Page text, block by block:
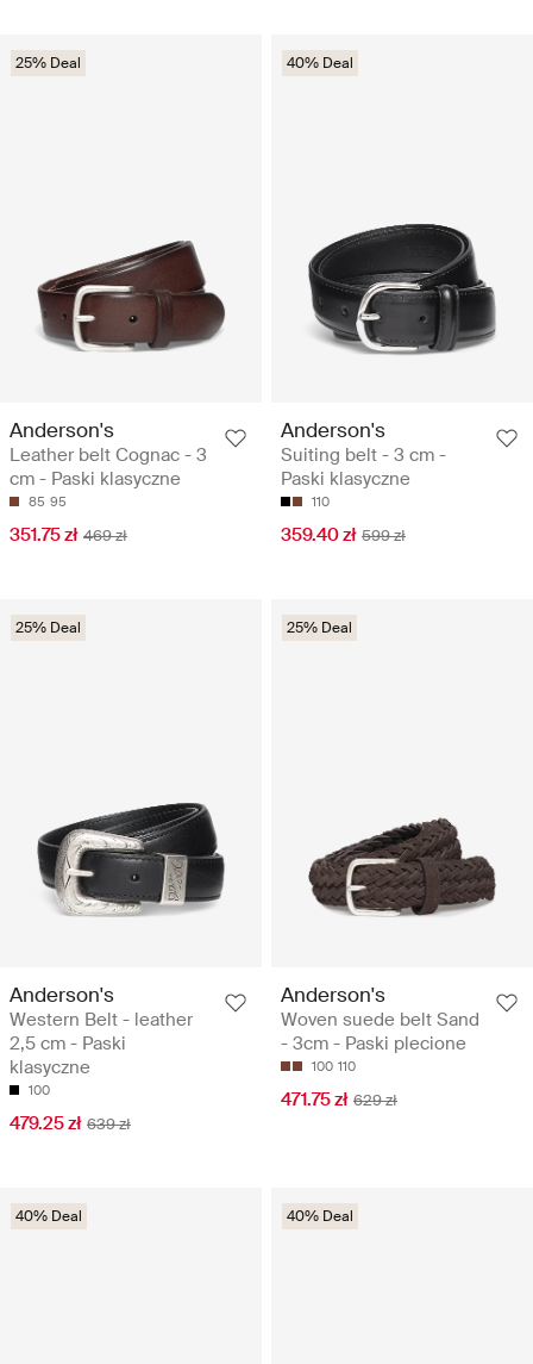
25% Deal
Anderson's
Leather belt Cognac - 3
cm - Paski klasyczne
85 95
351.75 zł 469 zł
40% Deal
Anderson's
Suiting belt - 3 cm -
Paski klasyczne
110
359.40 zł 599 zł
25% Deal
Anderson's
Western Belt - leather
2,5 cm - Paski
klasyczne
100
479.25 zł 639 zł
25% Deal
Anderson's
Woven suede belt Sand
- 3cm - Paski plecione
100 110
471.75 zł 629 zł
40% Deal 40% Deal